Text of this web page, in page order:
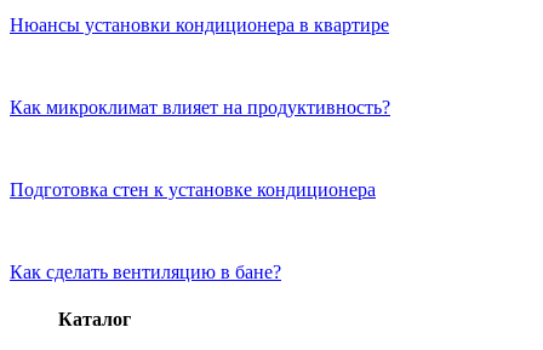
Нюансы установки кондиционера в квартире
Как микроклимат влияет на продуктивность?
Подготовка стен к установке кондиционера
Как сделать вентиляцию в бане?
Каталог